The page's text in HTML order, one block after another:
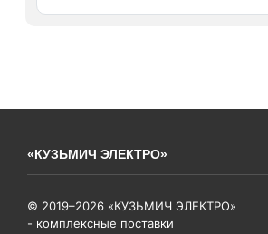
«КУЗЬМИЧ ЭЛЕКТРО»
© 2019–2026 «КУЗЬМИЧ ЭЛЕКТРО»
- комплексные поставки